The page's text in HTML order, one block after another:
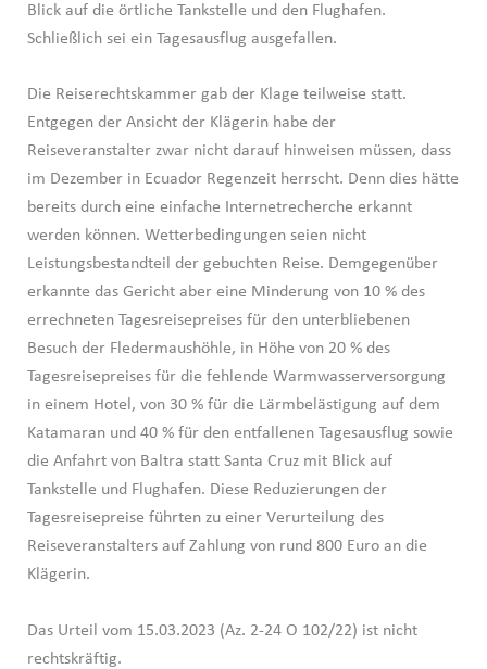
Blick auf die örtliche Tankstelle und den Flughafen.
Schließlich sei ein Tagesausflug ausgefallen.
Die Reiserechtskammer gab der Klage teilweise statt.
Entgegen der Ansicht der Klägerin habe der
Reiseveranstalter zwar nicht darauf hinweisen müssen, dass
im Dezember in Ecuador Regenzeit herrscht. Denn dies hätte
bereits durch eine einfache Internetrecherche erkannt
werden können. Wetterbedingungen seien nicht
Leistungsbestandteil der gebuchten Reise. Demgegenüber
erkannte das Gericht aber eine Minderung von 10 % des
errechneten Tagesreisepreises für den unterbliebenen
Besuch der Fledermaushöhle, in Höhe von 20 % des
Tagesreisepreises für die fehlende Warmwasserversorgung
in einem Hotel, von 30 % für die Lärmbelästigung auf dem
Katamaran und 40 % für den entfallenen Tagesausflug sowie
die Anfahrt von Baltra statt Santa Cruz mit Blick auf
Tankstelle und Flughafen. Diese Reduzierungen der
Tagesreisepreise führten zu einer Verurteilung des
Reiseveranstalters auf Zahlung von rund 800 Euro an die
Klägerin.
Das Urteil vom 15.03.2023 (Az. 2-24 O 102/22) ist nicht
rechtskräftig.